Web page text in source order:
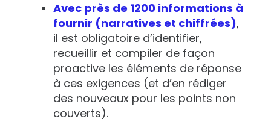
Avec près de 1200 informations à
fournir (narratives et chiffrées),
il est obligatoire d’identifier,
recueillir et compiler de façon
proactive les éléments de réponse
à ces exigences (et d’en rédiger
des nouveaux pour les points non
couverts).